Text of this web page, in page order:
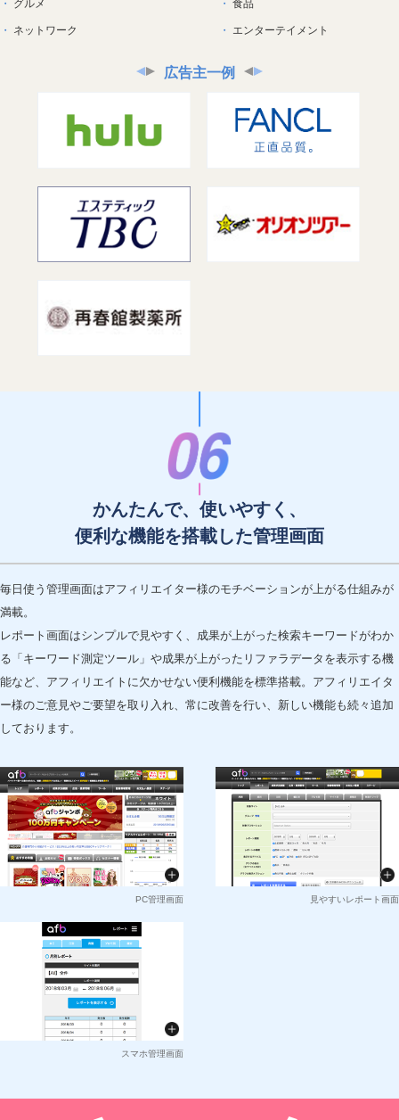
グルメ
ネットワーク
食品
エンターテイメント
広告主一例
かんたんで、使いやすく、
便利な機能を搭載した管理画面
毎日使う管理画面はアフィリエイター様のモチベーションが上がる仕組みが
満載。
レポート画面はシンプルで見やすく、成果が上がった検索キーワードがわか
る「キーワード測定ツール」や成果が上がったリファラデータを表示する機
能など、アフィリエイトに欠かせない便利機能を標準搭載。アフィリエイタ
ー様のご意見やご要望を取り入れ、常に改善を行い、新しい機能も続々追加
しております。
PC管理画面 見やすいレポート画面
スマホ管理画面